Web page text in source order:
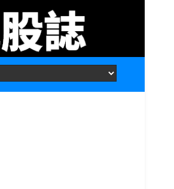
About Contact